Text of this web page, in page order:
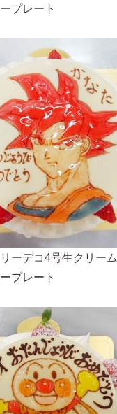
プレート
ーデコ4号生クリーム
プレート